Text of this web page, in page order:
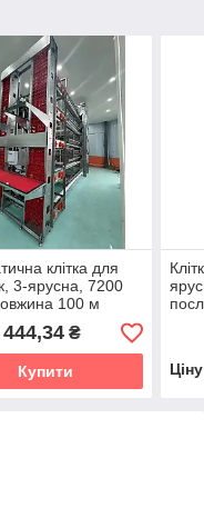
клітка для
3-ярусна, 7200
100 м
₴
Купити